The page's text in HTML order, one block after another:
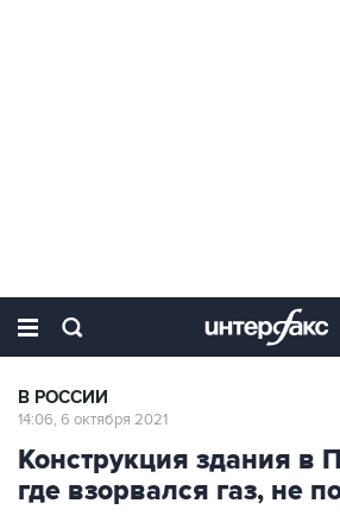
В РОССИИ
14:06, 6 октября 2021
Конструкция здания в
где взорвался газ, не